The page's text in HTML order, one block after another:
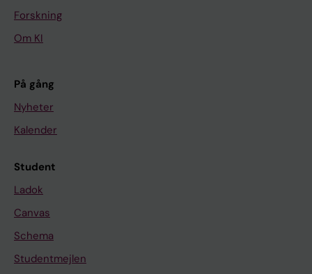
Forskning
Om KI
På gång
Nyheter
Kalender
Student
Ladok
Canvas
Schema
Studentmejlen